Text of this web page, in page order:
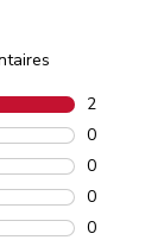
2
2
0
0
0
0
0
0
0